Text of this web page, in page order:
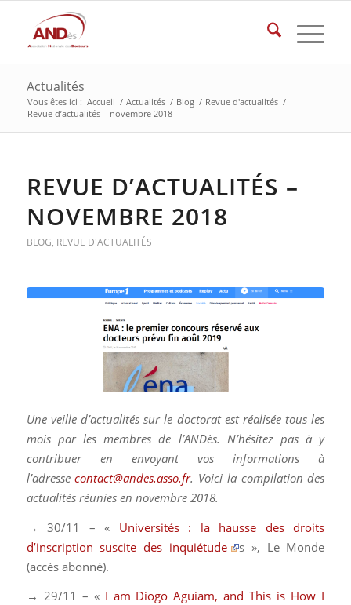
Actualités
Vous êtes ici : Accueil / Actualités / Blog / Revue d'actualités /
Revue d’actualités – novembre 2018
REVUE D’ACTUALITÉS –
NOVEMBRE 2018
BLOG, REVUE D'ACTUALITÉS
Une veille d’actualités sur le doctorat est réalisée tous les
mois par les membres de l’ANDès. N’hésitez pas à y
contribuer en envoyant vos informations à
l’adressecontact@andes.asso.fr. Voici la compilation des
actualités réunies en novembre 2018.
→ 30/11 – « Universités : la hausse des droits
d’inscription suscite des inquiétude
s », Le Monde
(accès abonné).
→ 29/11 – « I am Diogo Aguiam, and This is How I